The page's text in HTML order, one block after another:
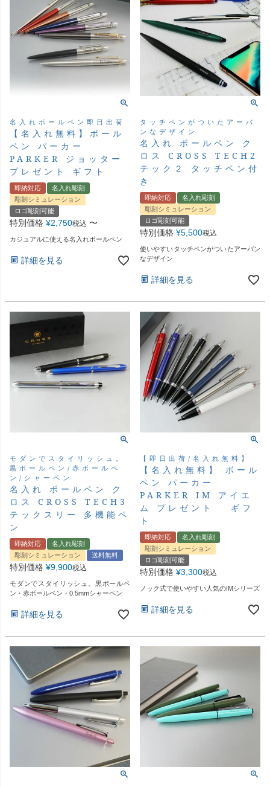
名入れボールペン即日出荷
【名入れ無料】ボール
ペン パーカー
PARKER ジョッター
プレゼント ギフト
即納対応
名入れ彫刻
彫刻シミュレーション
ロゴ彫刻可能
特別価格 ¥2,750税込 〜
カジュアルに使える名入れボールペン
詳細を見る
タッチペンがついたアーバ
ンなデザイン
名入れ ボールペン ク
ロス CROSS TECH2
テック２ タッチペン付
き
即納対応
名入れ彫刻
彫刻シミュレーション
ロゴ彫刻可能
特別価格 ¥5,500税込
使いやすいタッチペンがついたアーバン
なデザイン
詳細を見る
モダンでスタイリッシュ。
黒ボールペン/赤ボールペ
ン/シャーペン
名入れ ボールペン ク
ロス CROSS TECH3
テックスリー 多機能ペ
ン
即納対応
名入れ彫刻
彫刻シミュレーション
送料無料
特別価格 ¥9,900税込
モダンでスタイリッシュ。黒ボールペ
ン・赤ボールペン・0.5mmシャーペン
詳細を見る
【即日出荷/名入れ無料】
【名入れ無料】 ボール
ペン パーカー
PARKER IM アイエ
ム プレゼント ギフ
ト
即納対応
名入れ彫刻
彫刻シミュレーション
ロゴ彫刻可能
特別価格 ¥3,300税込
ノック式で使いやすい人気のIMシリーズ
詳細を見る